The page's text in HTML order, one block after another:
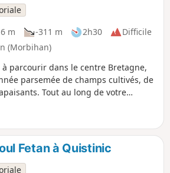
m -311 m 2h30
Difficile
(Morbihan)
parcourir dans le centre Bretagne,
parsemée de champs cultivés, de
Tout au long de votre
remarquable, ouvertes
de panneaux d’interprétation
Le parcours vous conduira
de Guémené-sur-Scorff, à la
la Reine, des vestiges du château
Fetan à Quistinic